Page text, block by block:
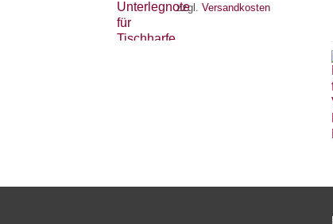
zzgl. Versandkosten